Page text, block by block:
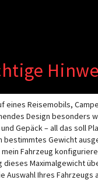
eines Reisemobils,
Design besonders
Gepäck – all das soll
bestimmtes Gewicht
mein Fahrzeug
dieses Maximalgewicht
Auswahl Ihres